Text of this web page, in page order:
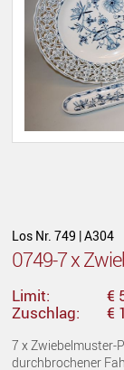
Kontakt
Los Nr. 749 | A304
0749-7 x
Limit:
€
Zuschlag:
€
7 x Zwiebelmuster-
durchbrochener